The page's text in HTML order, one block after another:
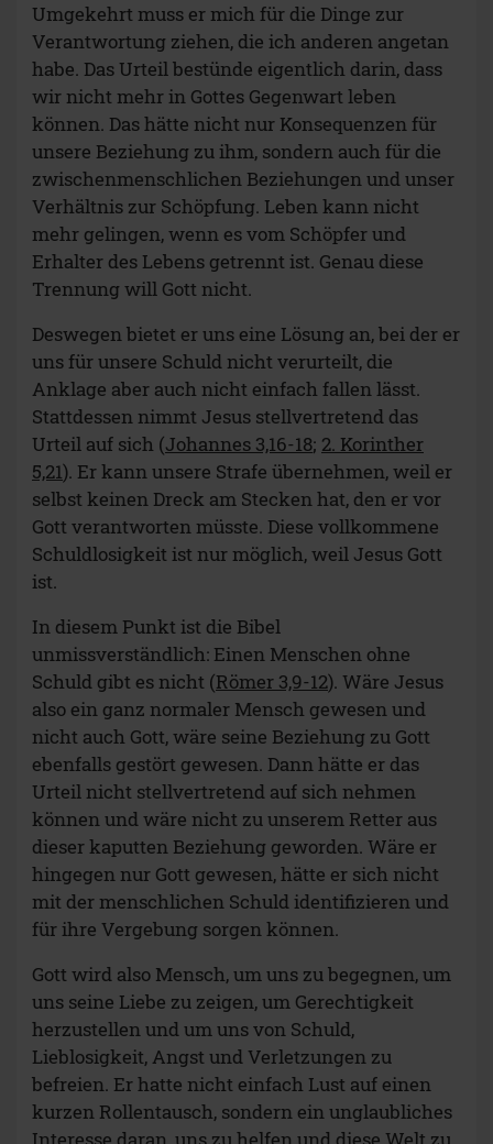
Umgekehrt muss er mich für die Dinge zur
Verantwortung ziehen, die ich anderen angetan
habe. Das Urteil bestünde eigentlich darin, dass
wir nicht mehr in Gottes Gegenwart leben
können. Das hätte nicht nur Konsequenzen für
unsere Beziehung zu ihm, sondern auch für die
zwischenmenschlichen Beziehungen und unser
Verhältnis zur Schöpfung. Leben kann nicht
mehr gelingen, wenn es vom Schöpfer und
Erhalter des Lebens getrennt ist. Genau diese
Trennung will Gott nicht.
Deswegen bietet er uns eine Lösung an, bei der er
uns für unsere Schuld nicht verurteilt, die
Anklage aber auch nicht einfach fallen lässt.
Stattdessen nimmt Jesus stellvertretend das
Urteil auf sich (Johannes 3,16-18; 2. Korinther
5,21). Er kann unsere Strafe übernehmen, weil er
selbst keinen Dreck am Stecken hat, den er vor
Gott verantworten müsste. Diese vollkommene
Schuldlosigkeit ist nur möglich, weil Jesus Gott
ist.
In diesem Punkt ist die Bibel
unmissverständlich: Einen Menschen ohne
Schuld gibt es nicht (Römer 3,9-12). Wäre Jesus
also ein ganz normaler Mensch gewesen und
nicht auch Gott, wäre seine Beziehung zu Gott
ebenfalls gestört gewesen. Dann hätte er das
Urteil nicht stellvertretend auf sich nehmen
können und wäre nicht zu unserem Retter aus
dieser kaputten Beziehung geworden. Wäre er
hingegen nur Gott gewesen, hätte er sich nicht
mit der menschlichen Schuld identifizieren und
für ihre Vergebung sorgen können.
Gott wird also Mensch, um uns zu begegnen, um
uns seine Liebe zu zeigen, um Gerechtigkeit
herzustellen und um uns von Schuld,
Lieblosigkeit, Angst und Verletzungen zu
befreien. Er hatte nicht einfach Lust auf einen
kurzen Rollentausch, sondern ein unglaubliches